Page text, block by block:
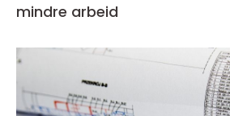
mindre arbeid